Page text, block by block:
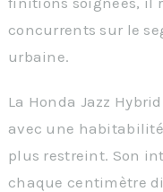
concurrents sur le
urbaine.
La Honda Jazz
avec une
plus restreint. Son
chaque centimètre